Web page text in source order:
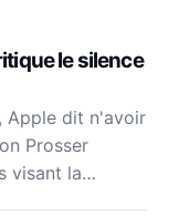
le silence
Apple dit n'avoir
Prosser
visant la…